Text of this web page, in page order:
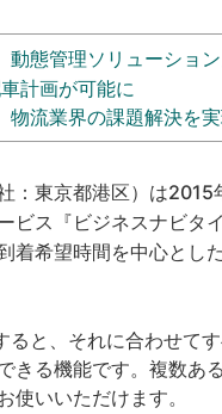
態管理ソリューション
計画が可能に
流業界の課題解決を
：東京都港区）は2015
ビス『ビジネスナビタ
着希望時間を中心とし
と、それに合わせて
きる機能です。複数あ
いいただけます。